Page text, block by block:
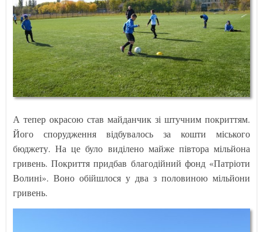
А тепер окрасою став майданчик зі штучним покриттям.
Його спорудження відбувалось за кошти міського
бюджету. На це було виділено майже півтора мільйона
гривень. Покриття придбав благодійний фонд «Патріоти
Волині». Воно обійшлося у два з половиною мільйони
гривень.